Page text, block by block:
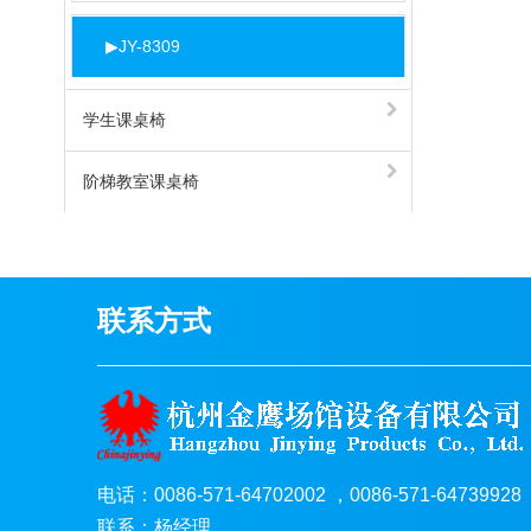
▶JY-8309
学生课桌椅
阶梯教室课桌椅
联系方式
电话：0086-571-64702002 ，0086-571-64739928
联系：杨经理